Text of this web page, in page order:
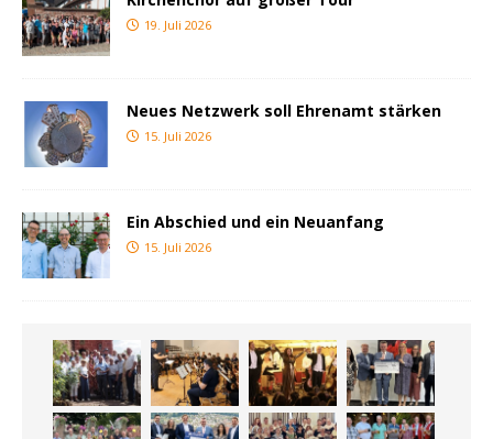
19. Juli 2026
Neues Netzwerk soll Ehrenamt stärken
15. Juli 2026
Ein Abschied und ein Neuanfang
15. Juli 2026